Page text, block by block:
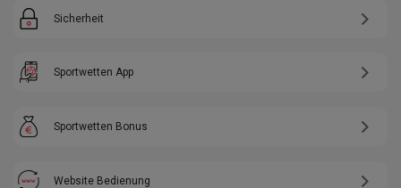
Sicherheit
Sportwetten App
Sportwetten Bonus
Website Bedienung